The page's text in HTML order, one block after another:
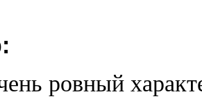
ровный